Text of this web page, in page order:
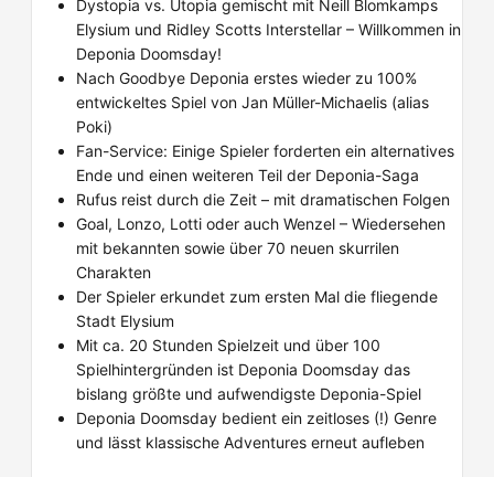
Dystopia vs. Utopia gemischt mit Neill Blomkamps
Elysium und Ridley Scotts Interstellar – Willkommen in
Deponia Doomsday!
Nach Goodbye Deponia erstes wieder zu 100%
entwickeltes Spiel von Jan Müller-Michaelis (alias
Poki)
Fan-Service: Einige Spieler forderten ein alternatives
Ende und einen weiteren Teil der Deponia-Saga
Rufus reist durch die Zeit – mit dramatischen Folgen
Goal, Lonzo, Lotti oder auch Wenzel – Wiedersehen
mit bekannten sowie über 70 neuen skurrilen
Charakten
Der Spieler erkundet zum ersten Mal die fliegende
Stadt Elysium
Mit ca. 20 Stunden Spielzeit und über 100
Spielhintergründen ist Deponia Doomsday das
bislang größte und aufwendigste Deponia-Spiel
Deponia Doomsday bedient ein zeitloses (!) Genre
und lässt klassische Adventures erneut aufleben